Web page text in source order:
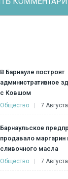
В Барнауле построят
административное
с Ковшом
Общество 7
Барнаульское
продавало
сливочного масла
Общество 7